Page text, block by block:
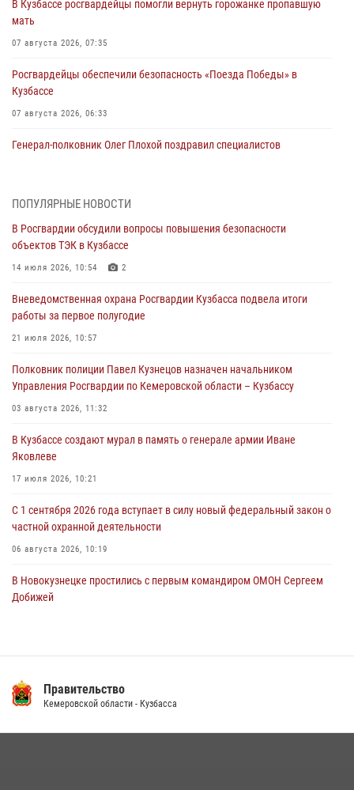
В Кузбассе росгвардейцы помогли вернуть горожанке пропавшую
мать
07 августа 2026, 07:35
Росгвардейцы обеспечили безопасность «Поезда Победы» в
Кузбассе
07 августа 2026, 06:33
Генерал-полковник Олег Плохой поздравил специалистов
07 августа 2026, 05:32
С 1 сентября 2026 года вступает в силу новый федеральный закон о
частной охранной деятельности
06 августа 2026, 10:19
Росгвардейцы задержали предполагаемого виновника причинения
ножевого ранения кемеровчанину
06 августа 2026, 09:18
Росгвардейцы задержали мужчину, повредившего имущество
горожанки
06 августа 2026, 08:17
Росгвардейцы пресекли противоправные действия и защитили
новокузнечанку от агрессивного знакомого
06 августа 2026, 07:16
ПОПУЛЯРНЫЕ НОВОСТИ
В Росгвардии обсудили вопросы повышения безопасности
объектов ТЭК в Кузбассе
14 июля 2026, 10:54 2
Вневедомственная охрана Росгвардии Кузбасса подвела итоги
работы за первое полугодие
21 июля 2026, 10:57
Полковник полиции Павел Кузнецов назначен начальником
Управления Росгвардии по Кемеровской области – Кузбассу
03 августа 2026, 11:32
В Кузбассе создают мурал в память о генерале армии Иване
Яковлеве
17 июля 2026, 10:21
С 1 сентября 2026 года вступает в силу новый федеральный закон о
частной охранной деятельности
06 августа 2026, 10:19
В Новокузнецке простились с первым командиром ОМОН Сергеем
Добижей
14 июля 2026, 08:52 1
Правительство
Кемеровской области - Кузбасса